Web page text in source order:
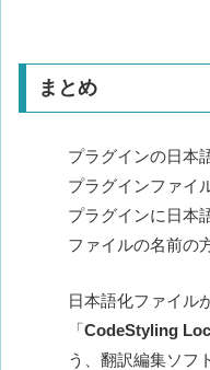
まとめ
プラグインの日本
プラグインファイ
プラグインに日本
ファイルの名前の
日本語化ファイル
「CodeStyling
う、翻訳編集ソフ